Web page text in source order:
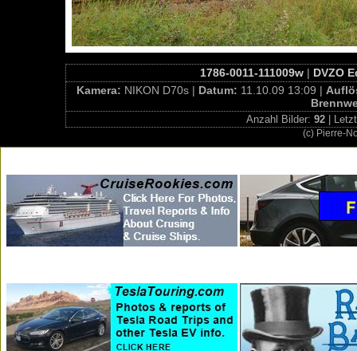
1786-0011-111009w | DVZO
Kamera: NIKON D70s | Datum: 11.10.09 13:09 |
Anzahl Bilder: 92 |
(c) Pierre-